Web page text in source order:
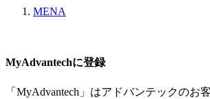
MENA
MyAdvantechに登録
「MyAdvantech」はアドバンテックのお